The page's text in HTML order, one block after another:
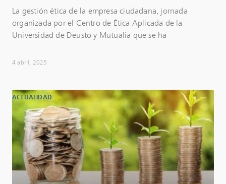
La gestión ética de la empresa ciudadana, jornada
organizada por el Centro de Ética Aplicada de la
Universidad de Deusto y Mutualia que se ha
4 abril, 2025
ACTUALIDAD